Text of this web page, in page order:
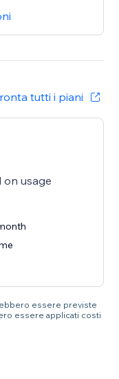
tutti i piani
usage
essere previste
essere applicati costi